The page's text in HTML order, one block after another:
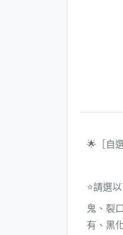
🌟［自
⭐️請選
鬼、裂
有、黑